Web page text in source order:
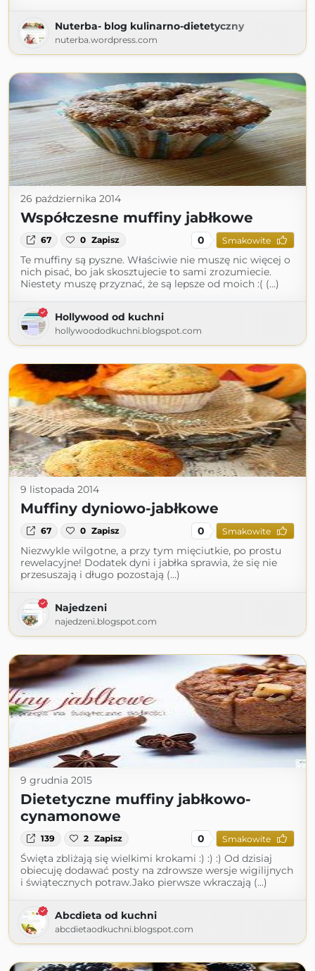
Nuterba- blog kulinarno-dietetyczny
nuterba.wordpress.com
26 października 2014
Współczesne muffiny jabłkowe
67 0 Zapisz 0 Smakowite
Te muffiny są pyszne. Właściwie nie muszę nic więcej o
nich pisać, bo jak skosztujecie to sami zrozumiecie.
Niestety muszę przyznać, że są lepsze od moich :( (...)
Hollywood od kuchni
hollywoododkuchni.blogspot.com
9 listopada 2014
Muffiny dyniowo-jabłkowe
67 0 Zapisz 0 Smakowite
Niezwykle wilgotne, a przy tym mięciutkie, po prostu
rewelacyjne! Dodatek dyni i jabłka sprawia, że się nie
przesuszają i długo pozostają (...)
Najedzeni
najedzeni.blogspot.com
9 grudnia 2015
Dietetyczne muffiny jabłkowo-
cynamonowe
139 2 Zapisz 0 Smakowite
Święta zbliżają się wielkimi krokami :) :) :) Od dzisiaj
obiecuję dodawać posty na zdrowsze wersje wigilijnych
i świątecznych potraw.Jako pierwsze wkraczają (...)
Abcdieta od kuchni
abcdietaodkuchni.blogspot.com